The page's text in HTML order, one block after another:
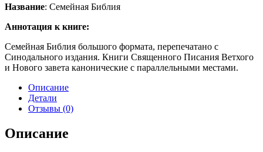
Библия
Название: Семейная Библия
Аннотация к книге:
Семейная Библия большого формата, перепечатано с
Синодального издания. Книги Священного Писания Ветхого
и Нового завета канонические с параллельными местами.
Описание
Детали
Отзывы (0)
Описание